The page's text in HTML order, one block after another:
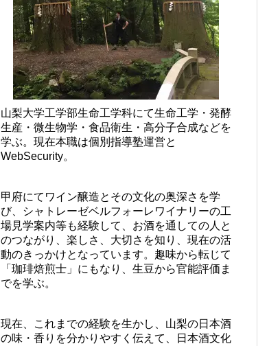
山梨大学工学部生命工学科にて生命工学・発酵
生産・微生物学・食品衛生・高分子合成などを
学ぶ。現在本職は個別指導塾運営と
WebSecurity。
甲府にてワイン醸造とその文化の奥深さを学
び、シャトレーゼベルフォーレワイナリーの工
場見学案内等も経験して、お酒を通しての人と
のつながり、楽しさ、大切さを知り、現在の活
動のきっかけとなっています。趣味から転じて
「珈琲焙煎士」にもなり、生豆から官能評価ま
でを学ぶ。
現在、これまでの経験を生かし、山梨の日本酒
の味・香りを分かりやすく伝えて、日本酒文化